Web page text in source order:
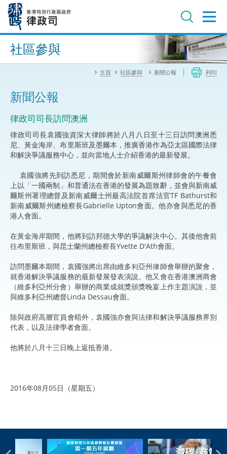
內
進階搜尋
社區參與
主頁 社區參與 新聞公報 列印
新聞公報
律政司司長訪問澳洲
律政司司長袁國強資深大律師將於八月八日至十三日訪問澳洲悉
尼、黃金海岸、布里斯班及墨爾本，推廣香港作為亞太區國際法律
和解決爭議服務中心，並向當地人士介紹香港的最新發展。
袁國強將先到訪悉尼，期間會於新南威爾斯州律師會的午餐會
上以「一國兩制」和普通法在香港的發展為題致辭，並會與新南威
爾斯州署理總督及新南威爾士州最高法院首席法官TF Bathurst和
新南威爾斯州總檢察長Gabrielle Upton會面。他亦會與悉尼的香
港人會面。
在黃金海岸期間，他將到訪邦德大學的爭議解決中心。其後他會前
往布里斯班，與昆士蘭州總檢察長Yvette D'Ath會面。
訪問墨爾本期間，袁國強將出席由維多利亞州律師會舉辦的聚會，
就香港解決爭議服務的最新發展發表演說。他又會在香港澳洲商會
（維多利亞州分會）舉辦的商業成就獎頒獎晚宴上作主題演說，並
與維多利亞州總督Linda Dessau會面。
除與政府高層官員會晤外，袁國強亦會與法律和解決爭議服務界別
代表，以及法律學者會面。
他將於八月十三日晚上返抵香港。
2016年08月05日（星期五）